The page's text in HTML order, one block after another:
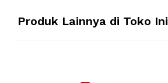
Produk Lainnya di Toko Ini